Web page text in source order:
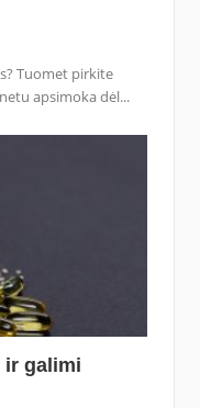
Tuomet pirkite
apsimoka dėl...
ir galimi